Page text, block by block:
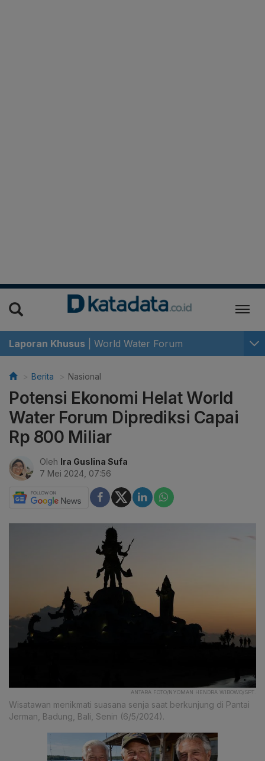
Laporan Khusus World Water Forum
Berita Nasional
Potensi Ekonomi Helat World
Water Forum Diprediksi Capai
Rp 800 Miliar
Oleh Ira Guslina Sufa
7 Mei 2024, 07:56
ANTARA FOTO/NYOMAN HENDRA WIBOWO/SPT.
Wisatawan menikmati suasana senja saat berkunjung di Pantai
Jerman, Badung, Bali, Senin (6/5/2024).